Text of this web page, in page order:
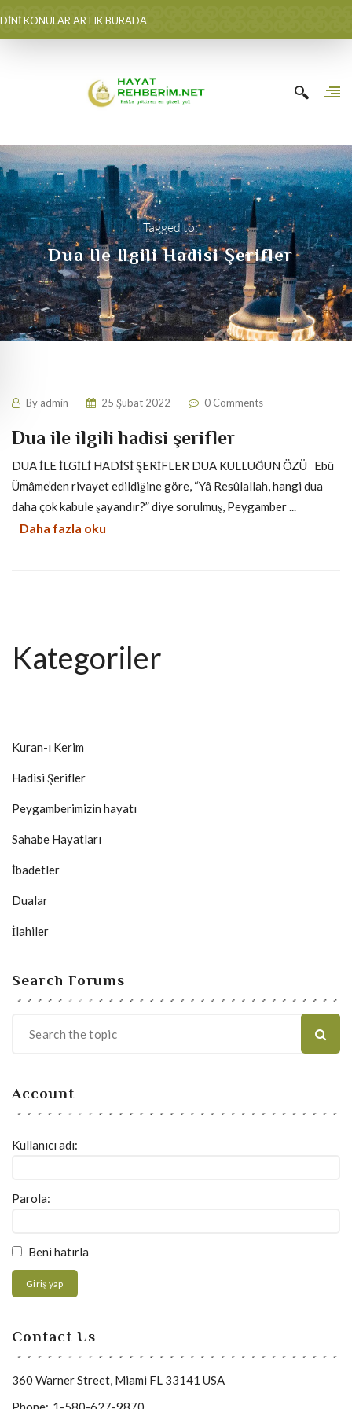
DİNİ KONULAR ARTIK BURADA
Tagged to:
Dua Ile Ilgili Hadisi Şerifler
By admin 25 Şubat 2022 0 Comments
Dua ile ilgili hadisi şerifler
DUA İLE İLGİLİ HADİSİ ŞERİFLER DUA KULLUĞUN ÖZÜ Ebû
Ümâme’den rivayet edildiğine göre, “Yâ Resûlallah, hangi dua
daha çok kabule şayandır?” diye sorulmuş, Peygamber ...
Daha fazla oku
Kategoriler
Kuran-ı Kerim
Hadisi Şerifler
Peygamberimizin hayatı
Sahabe Hayatları
İbadetler
Dualar
İlahiler
Search Forums
Account
Kullanıcı adı:
Parola:
Beni hatırla
Giriş yap
Contact Us
360 Warner Street, Miami FL 33141 USA